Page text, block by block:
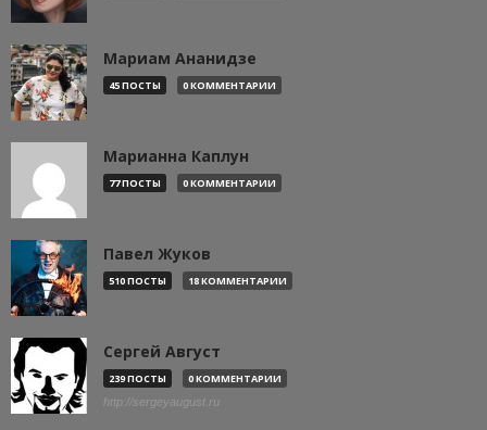
Мариам Ананидзе
45 ПОСТЫ 0 КОММЕНТАРИИ
Марианна Каплун
77 ПОСТЫ 0 КОММЕНТАРИИ
Павел Жуков
510 ПОСТЫ 18 КОММЕНТАРИИ
Сергей Август
239 ПОСТЫ 0 КОММЕНТАРИИ
http://sergeyaugust.ru